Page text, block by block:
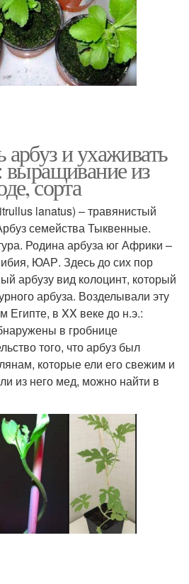
арбуз и ухаживать
выращивание из
сорта
lanatus) – травянистый
семейства Тыквенные.
Родина арбуза юг Африки –
ЮАР. Здесь до сих пор
арбузу вид колоцинт, который
арбуза. Возделывали эту
Египте, в XX веке до н.э.:
в гробнице
того, что арбуз был
которые ели его свежим и
из него мед, можно найти в